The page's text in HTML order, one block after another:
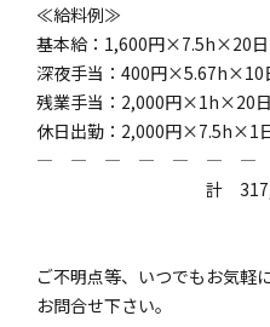
≪給料例≫
基本給：1,600円×7.5h×20
深夜手当：400円×5.67h×10
残業手当：2,000円×1h×20
休日出勤：2,000円×7.5h×1
― ― ― ― ― ― ―
計
ご不明点等、いつでもお気軽
お問合せ下さい。